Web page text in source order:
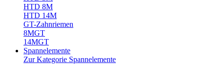
HTD 8M
HTD 14M
GT-Zahnriemen
8MGT
14MGT
Spannelemente
Zur Kategorie Spannelemente